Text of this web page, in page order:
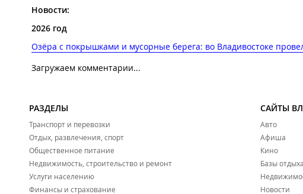
Новости:
2026 год
Озёра с покрышками и мусорные берега: во Владивостоке
Загружаем комментарии...
РАЗДЕЛЫ
Транспорт и перевозки
Отдых, развлечения, спорт
Общественное питание
Недвижимость, строительство и ремонт
Услуги населению
Финансы и страхование
САЙТЫ
Авто
Афиша
Кино
Базы отдыха
Новости